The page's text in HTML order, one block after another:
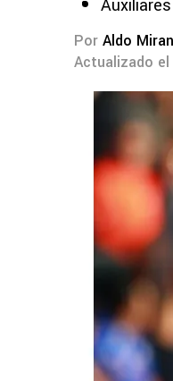
Por Aldo
Actualizado